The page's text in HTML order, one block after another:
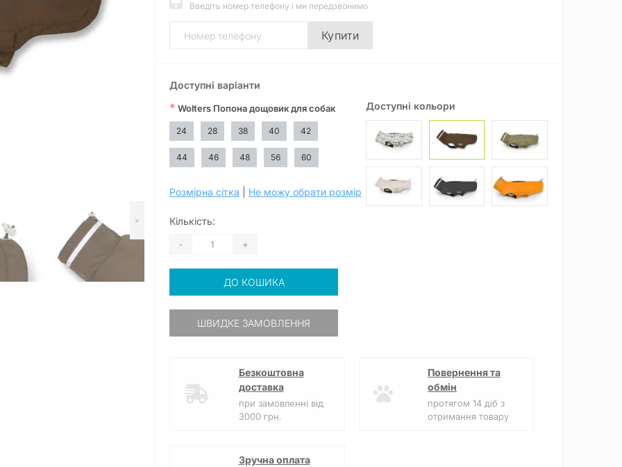
>
Введіть номер телефону і ми передзвонимо
Купити
Доступні кольори
Доступні варіанти
* Wolters Попона дощовик для собак
24 28 38 40 42
44 46 48 56 60
Розмірна сітка Не можу обрати розмір
Кількість:
- +
ДО КОШИКА
ШВИДКЕ ЗАМОВЛЕННЯ
Безкоштовна
доставка
при замовленні від
3000 грн.
Повернення та
обмін
протягом 14 діб з
отримання товару
Зручна оплата